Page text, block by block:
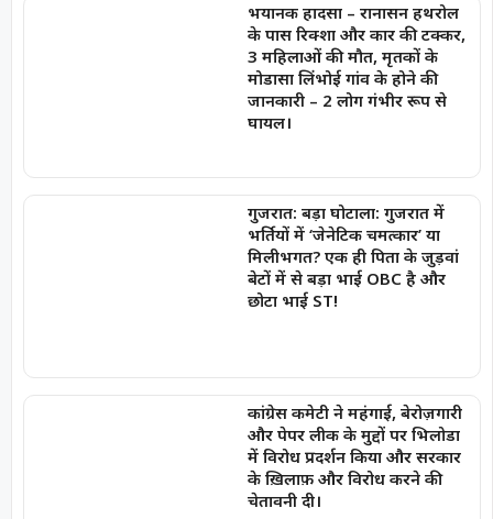
भयानक हादसा – रानासन हथरोल
के पास रिक्शा और कार की टक्कर,
3 महिलाओं की मौत, मृतकों के
मोडासा लिंभोई गांव के होने की
जानकारी – 2 लोग गंभीर रूप से
घायल।
गुजरात: बड़ा घोटाला: गुजरात में
भर्तियों में ‘जेनेटिक चमत्कार’ या
मिलीभगत? एक ही पिता के जुड़वां
बेटों में से बड़ा भाई OBC है और
छोटा भाई ST!
कांग्रेस कमेटी ने महंगाई, बेरोज़गारी
और पेपर लीक के मुद्दों पर भिलोडा
में विरोध प्रदर्शन किया और सरकार
के ख़िलाफ़ और विरोध करने की
चेतावनी दी।